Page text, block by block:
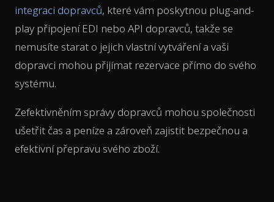
integraci dopravců, které vám poskytnou plug-and-
play připojení EDI nebo API dopravců, takže se
nemusíte starat o jejich vlastní vytváření a vaši
dopravci mohou přijímat rezervace přímo do svého
systému.
Zefektivněním správy dopravců mohou společnosti
ušetřit čas a peníze a zároveň zajistit bezpečnou a
efektivní přepravu svého zboží.